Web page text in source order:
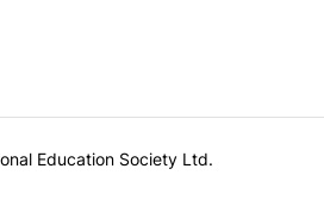
Education Society Ltd.